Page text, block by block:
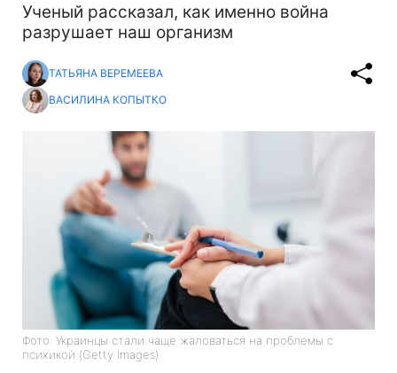
Ученый рассказал, как именно война
разрушает наш организм
ТАТЬЯНА ВЕРЕМЕЕВА
ВАСИЛИНА КОПЫТКО
Фото: Украинцы стали чаще жаловаться на проблемы с
психикой (Getty Images)